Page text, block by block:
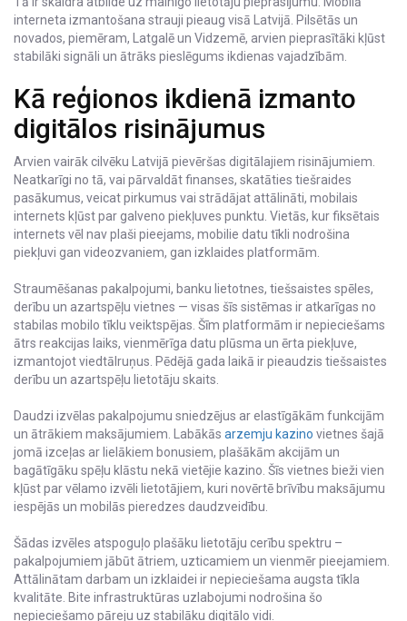
interneta izmantošana strauji pieaug visā Latvijā. Pilsētās un
novados, piemēram, Latgalē un Vidzemē, arvien pieprasītāki kļūst
stabilāki signāli un ātrāks pieslēgums ikdienas vajadzībām.
Kā reģionos ikdienā izmanto
digitālos risinājumus
Arvien vairāk cilvēku Latvijā pievēršas digitālajiem risinājumiem.
Neatkarīgi no tā, vai pārvaldāt finanses, skatāties tiešraides
pasākumus, veicat pirkumus vai strādājat attālināti, mobilais
internets kļūst par galveno piekļuves punktu. Vietās, kur fiksētais
internets vēl nav plaši pieejams, mobilie datu tīkli nodrošina
piekļuvi gan videozvaniem, gan izklaides platformām.
Straumēšanas pakalpojumi, banku lietotnes, tiešsaistes spēles,
derību un azartspēļu vietnes — visas šīs sistēmas ir atkarīgas no
stabilas mobilo tīklu veiktspējas. Šīm platformām ir nepieciešams
ātrs reakcijas laiks, vienmērīga datu plūsma un ērta piekļuve,
izmantojot viedtālruņus. Pēdējā gada laikā ir pieaudzis tiešsaistes
derību un azartspēļu lietotāju skaits.
Daudzi izvēlas pakalpojumu sniedzējus ar elastīgākām funkcijām
un ātrākiem maksājumiem. Labākās arzemju kazino vietnes šajā
jomā izceļas ar lielākiem bonusiem, plašākām akcijām un
bagātīgāku spēļu klāstu nekā vietējie kazino. Šīs vietnes bieži vien
kļūst par vēlamo izvēli lietotājiem, kuri novērtē brīvību maksājumu
iespējās un mobilās pieredzes daudzveidību.
Šādas izvēles atspoguļo plašāku lietotāju cerību spektru –
pakalpojumiem jābūt ātriem, uzticamiem un vienmēr pieejamiem.
Attālinātam darbam un izklaidei ir nepieciešama augsta tīkla
kvalitāte. Bite infrastruktūras uzlabojumi nodrošina šo
nepieciešamo pāreju uz stabilāku digitālo vidi.